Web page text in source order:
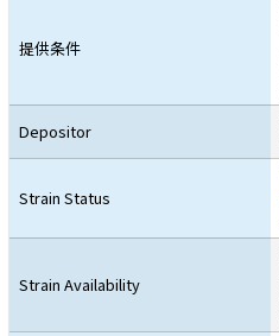
提供条件
Depositor
Strain Status
Strain Availability